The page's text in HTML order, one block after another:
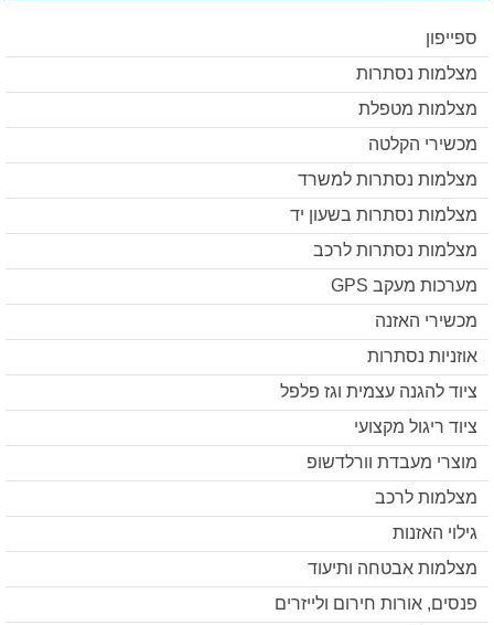
ספייפון
מצלמות נסתרות
מצלמות מטפלת
מכשירי הקלטה
מצלמות נסתרות למשרד
מצלמות נסתרות בשעון יד
מצלמות נסתרות לרכב
מערכות מעקב GPS
מכשירי האזנה
אוזניות נסתרות
ציוד להגנה עצמית וגז פלפל
ציוד ריגול מקצועי
מוצרי מעבדת וורלדשופ
מצלמות לרכב
גילוי האזנות
מצלמות אבטחה ותיעוד
פנסים, אורות חירום ולייזרים